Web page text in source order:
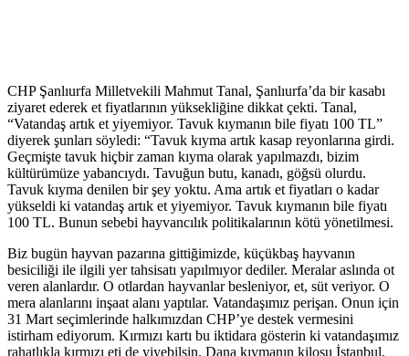
CHP Şanlıurfa Milletvekili Mahmut Tanal, Şanlıurfa’da bir kasabı
ziyaret ederek et fiyatlarının yüksekliğine dikkat çekti. Tanal,
“Vatandaş artık et yiyemiyor. Tavuk kıymanın bile fiyatı 100 TL”
diyerek şunları söyledi: “Tavuk kıyma artık kasap reyonlarına girdi.
Geçmişte tavuk hiçbir zaman kıyma olarak yapılmazdı, bizim
kültürümüze yabancıydı. Tavuğun butu, kanadı, göğsü olurdu.
Tavuk kıyma denilen bir şey yoktu. Ama artık et fiyatları o kadar
yükseldi ki vatandaş artık et yiyemiyor. Tavuk kıymanın bile fiyatı
100 TL. Bunun sebebi hayvancılık politikalarının kötü yönetilmesi.
Biz bugün hayvan pazarına gittiğimizde, küçükbaş hayvanın
besiciliği ile ilgili yer tahsisatı yapılmıyor dediler. Meralar aslında ot
veren alanlardır. O otlardan hayvanlar besleniyor, et, süt veriyor. O
mera alanlarını inşaat alanı yaptılar. Vatandaşımız perişan. Onun için
31 Mart seçimlerinde halkımızdan CHP’ye destek vermesini
istirham ediyorum. Kırmızı kartı bu iktidara gösterin ki vatandaşımız
rahatlıkla kırmızı eti de yiyebilsin. Dana kıymanın kilosu İstanbul,